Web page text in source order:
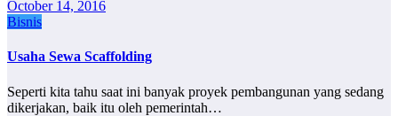
October 14, 2016
Bisnis
Usaha Sewa Scaffolding
Seperti kita tahu saat ini banyak proyek pembangunan yang sedang
dikerjakan, baik itu oleh pemerintah…